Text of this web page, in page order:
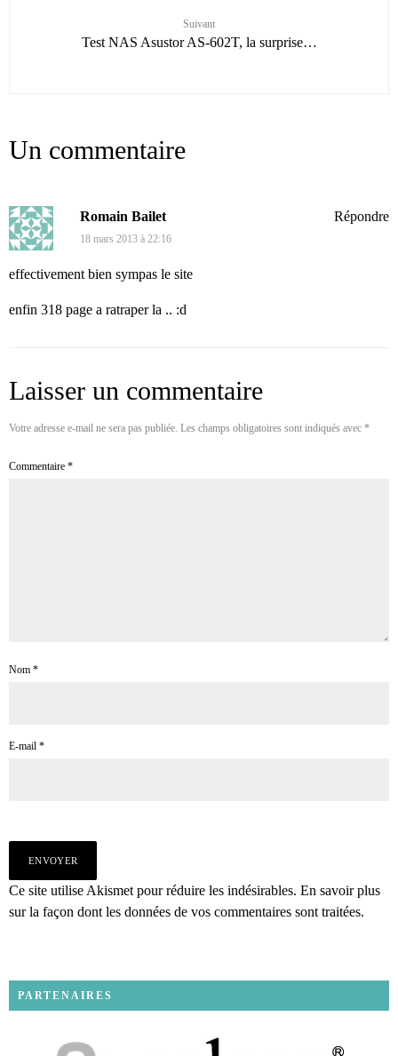
Suivant
Test NAS Asustor AS-602T, la surprise…
Un commentaire
Romain Bailet
18 mars 2013 à 22:16
effectivement bien sympas le site
enfin 318 page a ratraper la .. :d
Répondre
Laisser un commentaire
Votre adresse e-mail ne sera pas publiée. Les champs obligatoires sont indiqués avec *
Commentaire *
Nom *
E-mail *
Ce site utilise Akismet pour réduire les indésirables. En savoir plus
sur la façon dont les données de vos commentaires sont traitées.
PARTENAIRES